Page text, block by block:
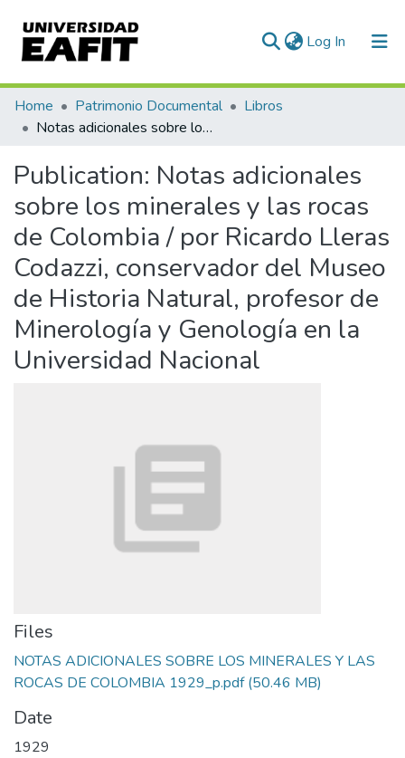
Log In (current)
Communities & Collections
All of DSpace
Statistics
Home Patrimonio Documental
Libros
Notas adicionales sobre los minerales y las rocas de Colombia / por Ricardo Lleras Codazzi, conservador del Museo de Historia Natural, profesor de Minerología y Genología en la Universidad Nacional
Publication: Notas adicionales
sobre los minerales y las rocas
de Colombia / por Ricardo Lleras
Codazzi, conservador del Museo
de Historia Natural, profesor de
Minerología y Genología en la
Universidad Nacional
Files
NOTAS ADICIONALES SOBRE LOS MINERALES Y LAS
ROCAS DE COLOMBIA 1929_p.pdf(50.46 MB)
Date
1929